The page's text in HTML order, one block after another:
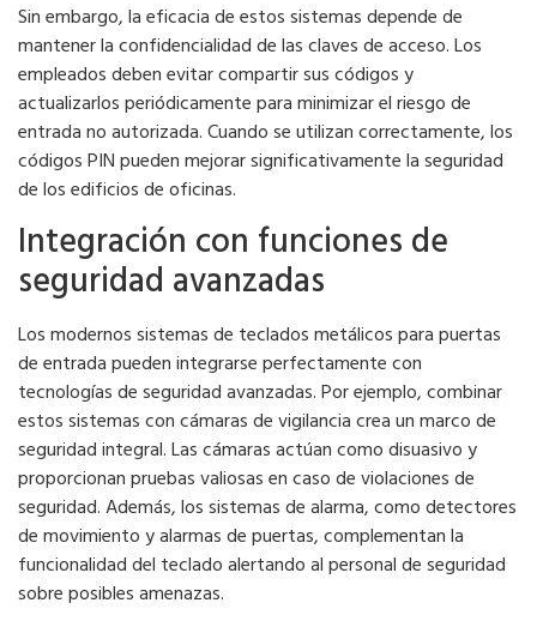
Sin embargo, la eficacia de estos sistemas depende de
mantener la confidencialidad de las claves de acceso. Los
empleados deben evitar compartir sus códigos y
actualizarlos periódicamente para minimizar el riesgo de
entrada no autorizada. Cuando se utilizan correctamente, los
códigos PIN pueden mejorar significativamente la seguridad
de los edificios de oficinas.
Integración con funciones de
seguridad avanzadas
Los modernos sistemas de teclados metálicos para puertas
de entrada pueden integrarse perfectamente con
tecnologías de seguridad avanzadas. Por ejemplo, combinar
estos sistemas con cámaras de vigilancia crea un marco de
seguridad integral. Las cámaras actúan como disuasivo y
proporcionan pruebas valiosas en caso de violaciones de
seguridad. Además, los sistemas de alarma, como detectores
de movimiento y alarmas de puertas, complementan la
funcionalidad del teclado alertando al personal de seguridad
sobre posibles amenazas.